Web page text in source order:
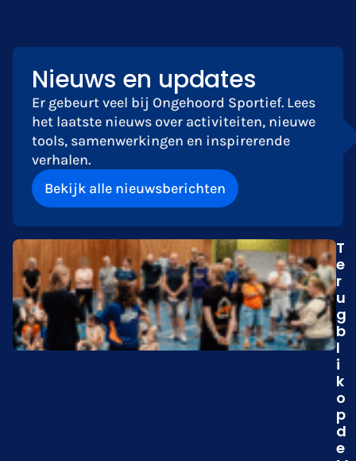
Nieuws en updates
Er gebeurt veel bij Ongehoord Sportief. Lees
het laatste nieuws over activiteiten, nieuwe
tools, samenwerkingen en inspirerende
verhalen.
Bekijk alle nieuwsberichten
T
e
r
u
g
b
l
i
k
o
p
d
e